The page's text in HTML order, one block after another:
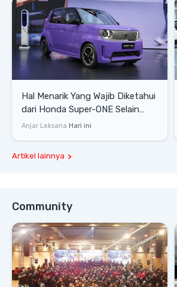
Hal Menarik Yang Wajib Diketahui
dari Honda Super-ONE Selain
Harga
Anjar Leksana Hari ini
Artikel lainnya
Community